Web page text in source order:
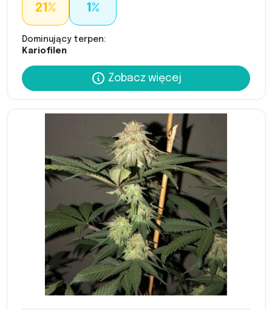
21% 1%
Dominujący terpen:
Kariofilen
Zobacz więcej